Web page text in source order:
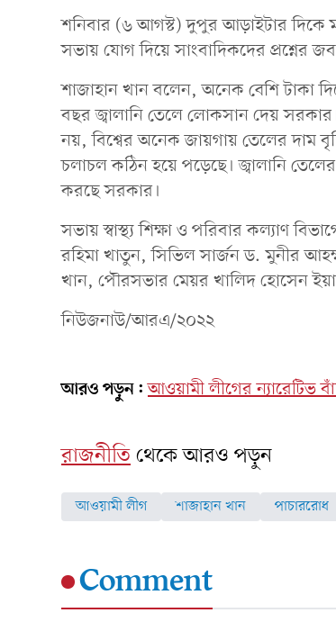
শনিবার (৬ আগস্ট) দুপুর আড়াইটার দিকে
সভায় যোগ দিয়ে সাংবাদিকদের প্রশ্নের
শাজাহান খান বলেন, অনেক বেশি টাকা
বছর জ্বালানি তেলে লোকসান দেয়
নয়, বিশ্বের অনেক জায়গায় তেলের দাম
চলাচল কঠিন হয়ে পড়েছে। জ্বালানি
করছে সরকার।
সভায় স্বাস্থ্য শিক্ষা ও পরিবার কল্যাণ
রহিমা খাতুন, সিভিল সার্জন ড. মুনীর
খান, পৌরসভার মেয়র খালিদ হোসেন
নিউজনাউ/আরএ/২০২২
আরও পড়ুন: আওয়ামী লীগের ন্যারেটিভ
রাজনীতিথেকে আরও পড়ুন
আওয়ামী লীগ শাজাহান খান পাচাররোধ
Comment